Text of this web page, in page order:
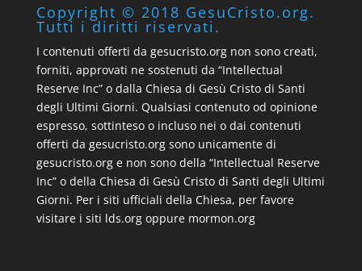
Copyright © 2018 GesuCristo.org.
Tutti i diritti riservati.
I contenuti offerti da gesucristo.org non sono creati,
forniti, approvati ne sostenuti da “Intellectual
Reserve Inc” o dalla Chiesa di Gesù Cristo di Santi
degli Ultimi Giorni. Qualsiasi contenuto od opinione
espresso, sottinteso o incluso nei o dai contenuti
offerti da gesucristo.org sono unicamente di
gesucristo.org e non sono della “Intellectual Reserve
Inc” o della Chiesa di Gesù Cristo di Santi degli Ultimi
Giorni. Per i siti ufficiali della Chiesa, per favore
visitare i siti lds.org oppure mormon.org